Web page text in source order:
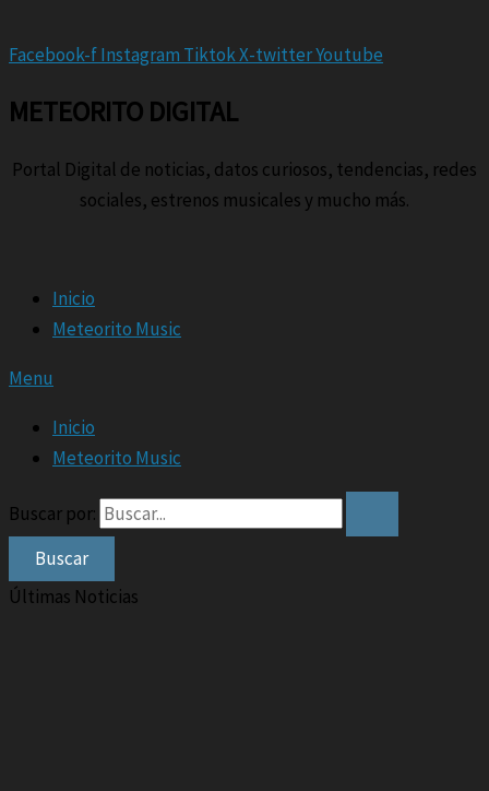
Facebook-fInstagram TiktokX-twitterYoutube
METEORITO DIGITAL
Portal Digital de noticias, datos curiosos, tendencias, redes
sociales, estrenos musicales y mucho más.
Inicio
Meteorito Music
Menu
Inicio
Meteorito Music
Buscar por:
Últimas Noticias